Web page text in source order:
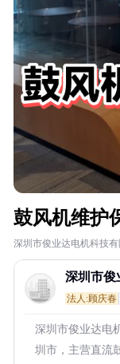
鼓风机维护
深圳市俊业达电机科技有
深圳市俊
法人:顾庆春
深圳市俊业达电
圳市，主营直流